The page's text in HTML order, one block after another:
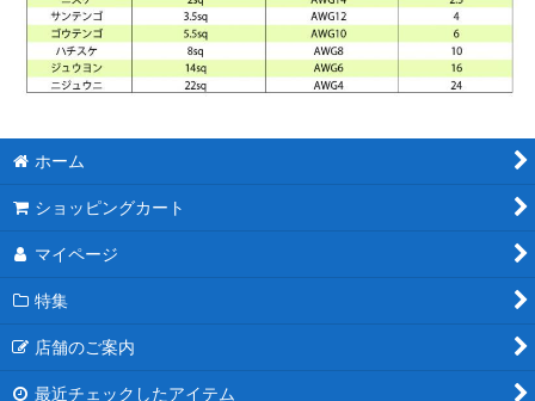
ホーム
ショッピングカート
マイページ
特集
店舗のご案内
最近チェックしたアイテム